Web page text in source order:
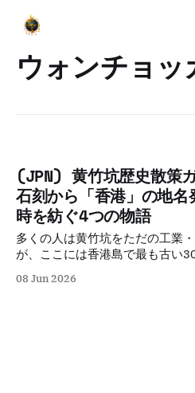
ウォンチョッ
(JPN) 黄竹坑歴史散策
石刻から「香港」の地
時を紡ぐ4つの物語
多くの人は黄竹坑をただの工業
が、ここには香港島で最も古い
最大の先史時代の手がかりや、
08 Jun 2026